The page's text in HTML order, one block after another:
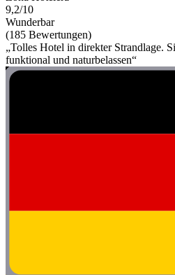
9,2/10
Wunderbar
(185 Bewertungen)
„Tolles Hotel in direkter Strandlage.
funktional und naturbelassen“